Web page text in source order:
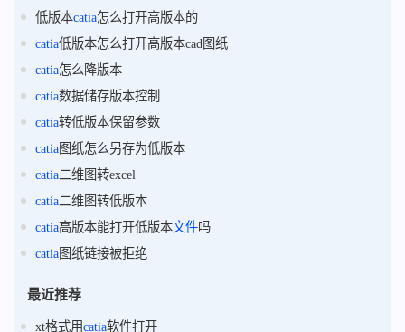
低版本catia怎么打开高版本的
catia低版本怎么打开高版本cad图纸
catia怎么降版本
catia数据储存版本控制
catia转低版本保留参数
catia图纸怎么另存为低版本
catia二维图转excel
catia二维图转低版本
catia高版本能打开低版本文件吗
catia图纸链接被拒绝
最近推荐
xt格式用catia软件打开